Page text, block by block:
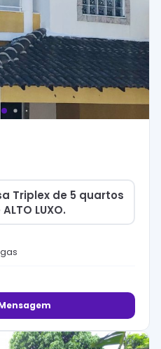
Triplex de 5 quartos
LUXO.
s